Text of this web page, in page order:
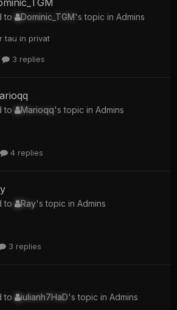
to Dominic_TGM's topic in Admins
tau in privat
3 replies
to Marioqq's topic in Admins
4 replies
to Ray's topic in Admins
3 replies
to iulianh7HaD's topic in Admins